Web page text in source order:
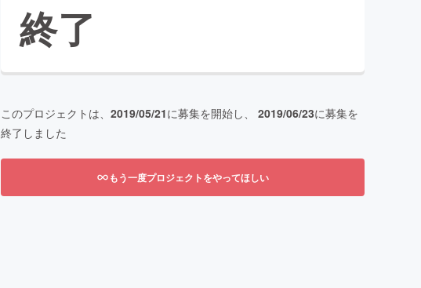
終了
このプロジェクトは、 2019/05/21に募集を開始し、 2019/06/23に募集を
終了しました
もう一度プロジェクトをやってほしい